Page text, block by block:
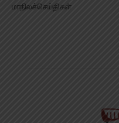
மாநிலச்செய்திகள்